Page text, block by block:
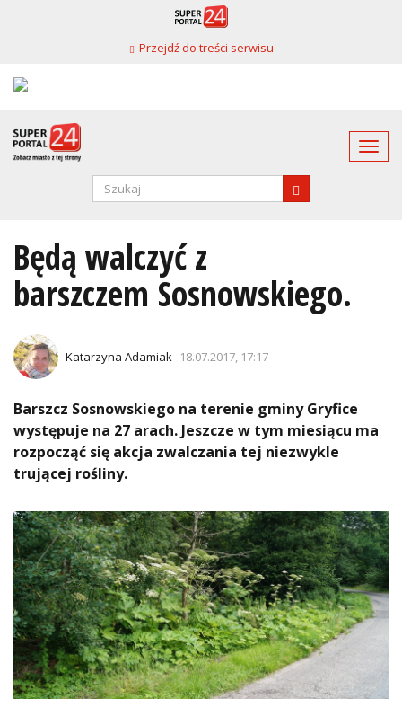
Przejdź do treści serwisu
Formularz
Będą walczyć z
barszczem Sosnowskiego.
Katarzyna Adamiak 18.07.2017, 17:17
Barszcz Sosnowskiego na terenie gminy Gryfice
występuje na 27 arach. Jeszcze w tym miesiącu ma
rozpocząć się akcja zwalczania tej niezwykle
trującej rośliny.